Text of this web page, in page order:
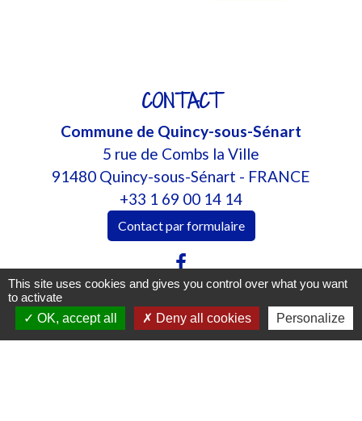
CONTACT
Commune de Quincy-sous-Sénart
5 rue de Combs la Ville
91480 Quincy-sous-Sénart - FRANCE
+33 1 69 00 14 14
Contact par formulaire
AUTRES LIENS
This site uses cookies and gives you control over what you want
to activate
OK, accept all
Deny all cookies Personalize